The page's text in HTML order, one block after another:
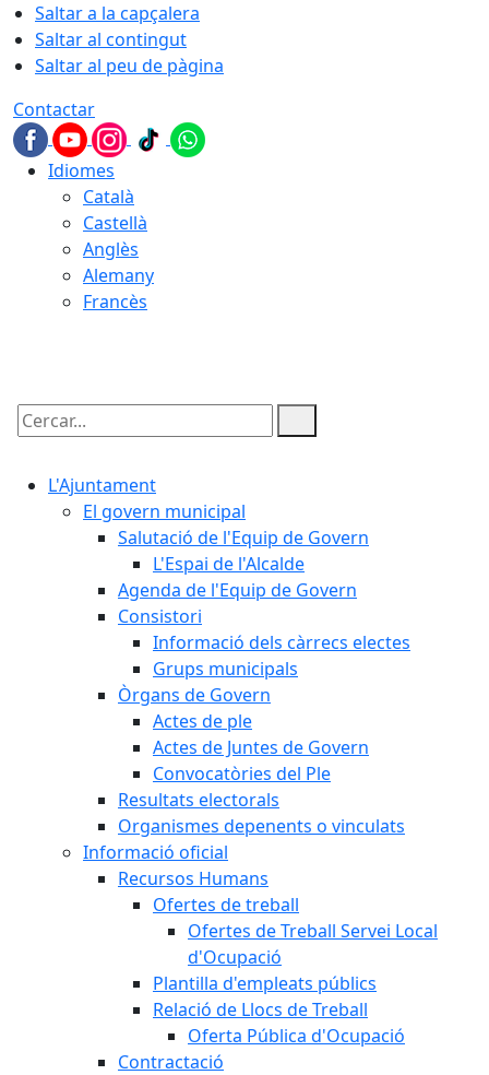
Saltar a la capçalera
Saltar al contingut
Saltar al peu de pàgina
Contactar
Idiomes
Català
Castellà
Anglès
Alemany
Francès
Cercar:
L'Ajuntament
El govern municipal
Salutació de l'Equip de Govern
L'Espai de l'Alcalde
Agenda de l'Equip de Govern
Consistori
Informació dels càrrecs electes
Grups municipals
Òrgans de Govern
Actes de ple
Actes de Juntes de Govern
Convocatòries del Ple
Resultats electorals
Organismes depenents o vinculats
Informació oficial
Recursos Humans
Ofertes de treball
Ofertes de Treball Servei Local
d'Ocupació
Plantilla d'empleats públics
Relació de Llocs de Treball
Oferta Pública d'Ocupació
Contractació